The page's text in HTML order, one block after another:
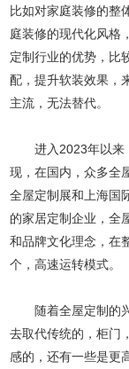
比如对家庭装修的整
庭装修的现代化风格
定制行业的优势，比
配，提升软装效果，
主流，无法替代。
进入2023年以来，
现，在国内，众多全
全屋定制展和上海国
的家居定制企业，全
和品牌文化理念，在
个，高速运转模式。
随着全屋定制的兴
去取代传统的，柜门
感的，还有一些是更